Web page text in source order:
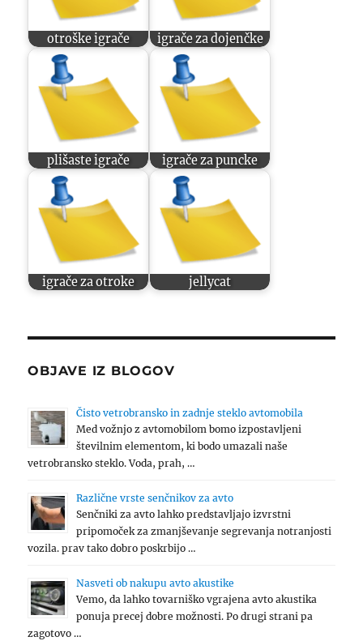
otroške igrače igrače za dojenčke
plišaste igrače igrače za puncke
igrače za otroke jellycat
OBJAVE IZ BLOGOV
Čisto vetrobransko in zadnje steklo avtomobila
Med vožnjo z avtomobilom bomo izpostavljeni
številnim elementom, ki bodo umazali naše
vetrobransko steklo. Voda, prah, …
Različne vrste senčnikov za avto
Senčniki za avto lahko predstavljajo izvrstni
pripomoček za zmanjševanje segrevanja notranjosti
vozila. prav tako dobro poskrbijo …
Nasveti ob nakupu avto akustike
Vemo, da lahko tovarniško vgrajena avto akustika
ponuja precej dobre možnosti. Po drugi strani pa
zagotovo …